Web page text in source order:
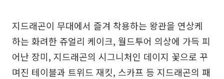
지드래곤이 무대에서 즐겨 착용하는 왕관을 연상케
하는 화려한 쥬얼리 케이크, 월드투어 의상에 가득 피
어난 장미, 지드래곤의 시그니처인 데이지 꽃으로 꾸
며진 테이블과 트위드 재킷, 스카프 등 지드래곤의 패